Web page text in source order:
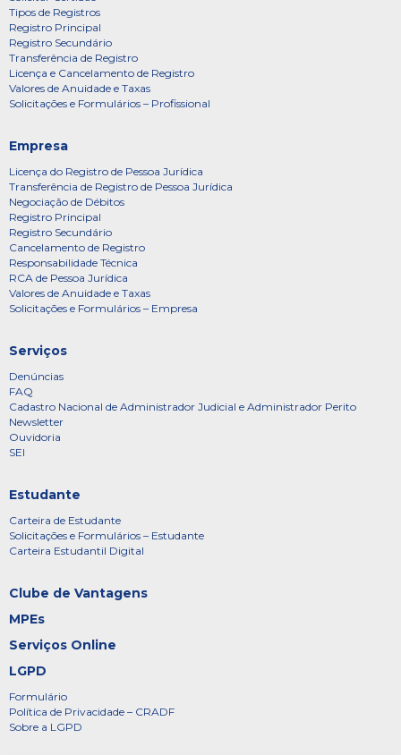
Tipos de Registros
Registro Principal
Registro Secundário
Transferência de Registro
Licença e Cancelamento de Registro
Valores de Anuidade e Taxas
Solicitações e Formulários – Profissional
Empresa
Licença do Registro de Pessoa Jurídica
Transferência de Registro de Pessoa Jurídica
Negociação de Débitos
Registro Principal
Registro Secundário
Cancelamento de Registro
Responsabilidade Técnica
RCA de Pessoa Jurídica
Valores de Anuidade e Taxas
Solicitações e Formulários – Empresa
Serviços
Denúncias
FAQ
Cadastro Nacional de Administrador Judicial e Administrador Perito
Newsletter
Ouvidoria
SEI
Estudante
Carteira de Estudante
Solicitações e Formulários – Estudante
Carteira Estudantil Digital
Clube de Vantagens
MPEs
Serviços Online
LGPD
Formulário
Política de Privacidade – CRADF
Sobre a LGPD